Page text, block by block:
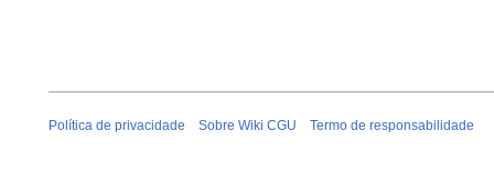
Política de privacidade Sobre Wiki CGU Termo de responsabilidade